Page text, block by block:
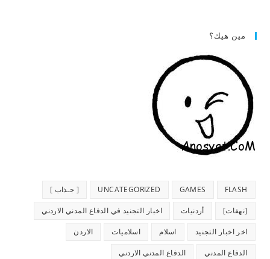
مين هيك؟
FLASH
GAMES
UNCATEGORIZED [ جـذاب ]
[نهفات] أردنيات اخبار التجنيد في الدفاع المدني الاردني
اخر اخبار التجنيد اسلام اسلاميات الاردن
الدفاع المدني الدفاع المدني الاردني